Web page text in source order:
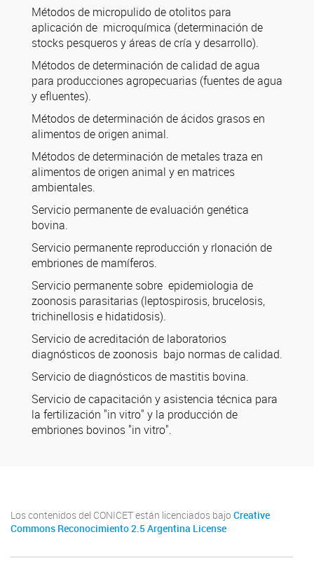
Métodos de micropulido de otolitos para
aplicación de microquímica (determinación de
stocks pesqueros y áreas de cría y desarrollo).
Métodos de determinación de calidad de agua
para producciones agropecuarias (fuentes de agua
y efluentes).
Métodos de determinación de ácidos grasos en
alimentos de origen animal.
Métodos de determinación de metales traza en
alimentos de origen animal y en matrices
ambientales.
Servicio permanente de evaluación genética
bovina.
Servicio permanente reproducción y rlonación de
embriones de mamíferos.
Servicio permanente sobre epidemiologia de
zoonosis parasitarias (leptospirosis, brucelosis,
trichinellosis e hidatidosis).
Servicio de acreditación de laboratorios
diagnósticos de zoonosis bajo normas de calidad.
Servicio de diagnósticos de mastitis bovina.
Servicio de capacitación y asistencia técnica para
la fertilización "in vitro" y la producción de
embriones bovinos "in vitro".
Los contenidos del CONICET están licenciados bajo Creative
Commons Reconocimiento 2.5 Argentina License